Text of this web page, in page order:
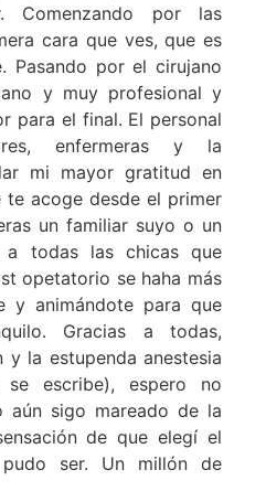
Comenzando por las
cara que ves, que es
Pasando por el cirujano
y muy profesional y
para el final. El personal
enfermeras y la
mi mayor gratitud en
acoge desde el primer
un familiar suyo o un
a todas las chicas que
opetatorio se haha más
y animándote para que
Gracias a todas,
y la estupenda anestesia
escribe), espero no
aún sigo mareado de la
de que elegí el
ser. Un millón de